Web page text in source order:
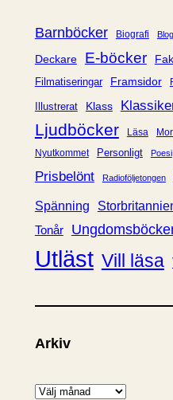
rBarnböcker Biografi
Deckare E-böcker
Filmatiseringar Framsidor
Illustrerat Klass
Ljudböcker
Läsa
Nyutkommet Personligt Poesi
Prisbelönt
Radioföljetongen
Spänning
Tonår
Utläst Vill läsa
Arkiv
A